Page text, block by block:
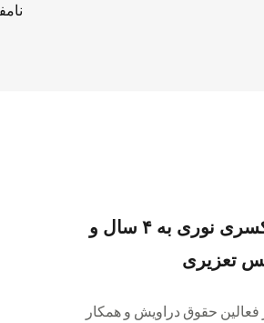
محکومیت کسری نوری به ۴ سال و
تعزیری
حقوق دراویش و همکار